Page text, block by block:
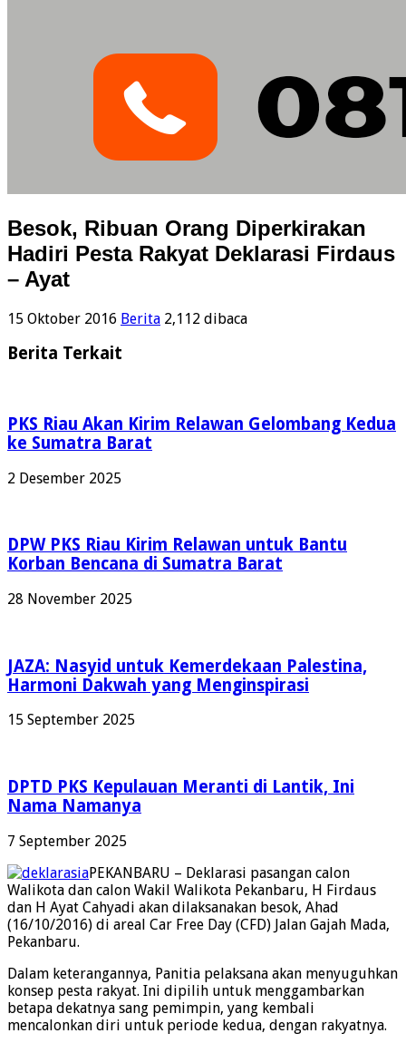
Besok, Ribuan Orang Diperkirakan
Hadiri Pesta Rakyat Deklarasi Firdaus
– Ayat
15 Oktober 2016 Berita 2,112 dibaca
Berita Terkait
PKS Riau Akan Kirim Relawan Gelombang Kedua
ke Sumatra Barat
2 Desember 2025
DPW PKS Riau Kirim Relawan untuk Bantu
Korban Bencana di Sumatra Barat
28 November 2025
JAZA: Nasyid untuk Kemerdekaan Palestina,
Harmoni Dakwah yang Menginspirasi
15 September 2025
DPTD PKS Kepulauan Meranti di Lantik, Ini
Nama Namanya
7 September 2025
PEKANBARU – Deklarasi pasangan calon
Walikota dan calon Wakil Walikota Pekanbaru, H Firdaus
dan H Ayat Cahyadi akan dilaksanakan besok, Ahad
(16/10/2016) di areal Car Free Day (CFD) Jalan Gajah Mada,
Pekanbaru.
Dalam keterangannya, Panitia pelaksana akan menyuguhkan
konsep pesta rakyat. Ini dipilih untuk menggambarkan
betapa dekatnya sang pemimpin, yang kembali
mencalonkan diri untuk periode kedua, dengan rakyatnya.